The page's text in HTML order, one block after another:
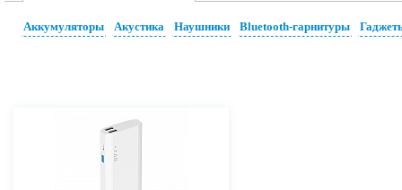
Аккумуляторы Акустика Наушники Bluetooth-гарнитуры